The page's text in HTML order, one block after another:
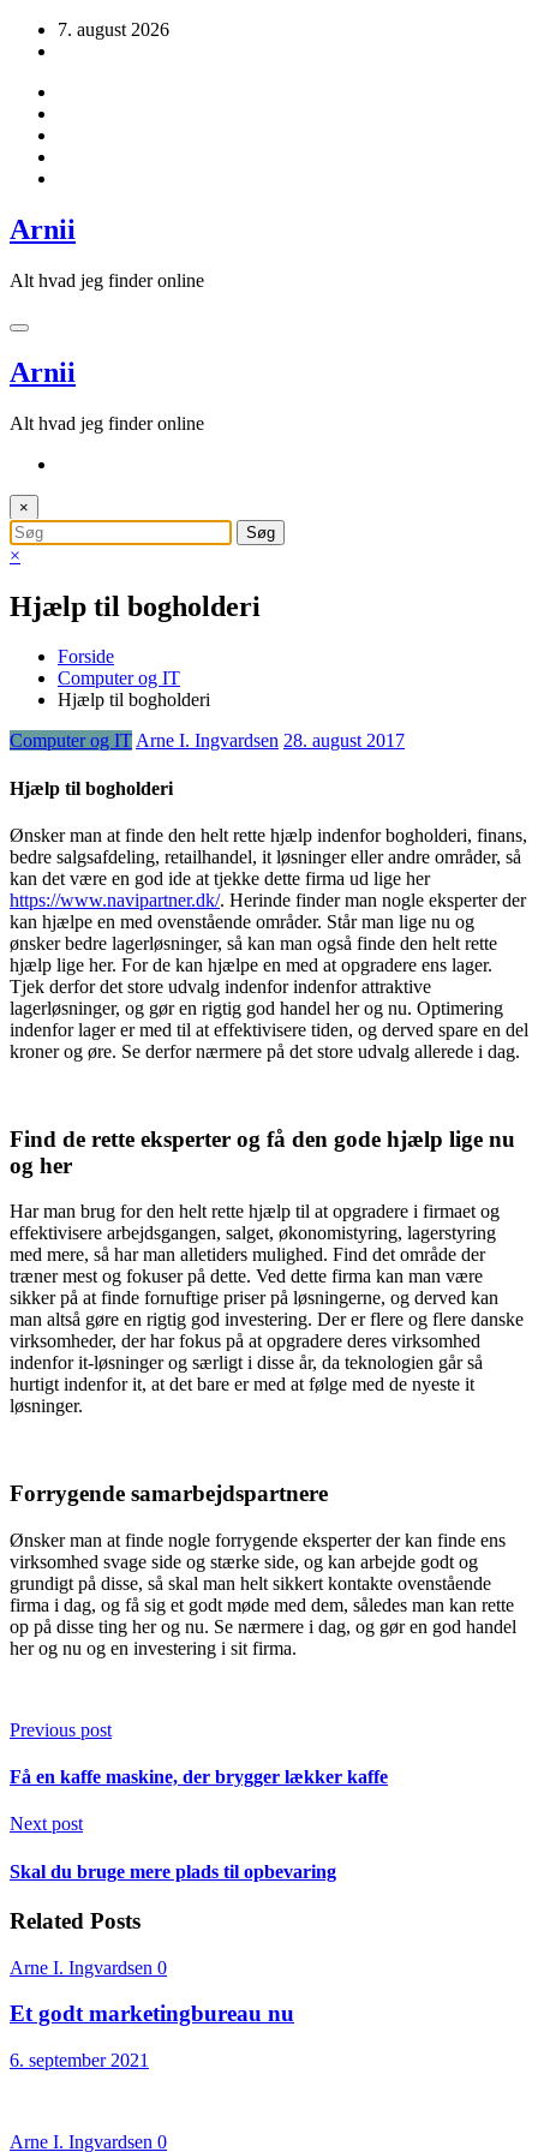
Videre 7. august 2026
Arnii
Alt hvad jeg finder online
Arnii
Alt hvad jeg finder online
×
×
Hjælp til bogholderi
Forside
Computer og IT
Hjælp til bogholderi
Computer og ITArne I. Ingvardsen 28. august 2017
Hjælp til bogholderi
Ønsker man at finde den helt rette hjælp indenfor bogholderi, finans,
bedre salgsafdeling, retailhandel, it løsninger eller andre områder, så
kan det være en god ide at tjekke dette firma ud lige her
https://www.navipartner.dk/. Herinde finder man nogle eksperter der
kan hjælpe en med ovenstående områder. Står man lige nu og
ønsker bedre lagerløsninger, så kan man også finde den helt rette
hjælp lige her. For de kan hjælpe en med at opgradere ens lager.
Tjek derfor det store udvalg indenfor indenfor attraktive
lagerløsninger, og gør en rigtig god handel her og nu. Optimering
indenfor lager er med til at effektivisere tiden, og derved spare en del
kroner og øre. Se derfor nærmere på det store udvalg allerede i dag.
Find de rette eksperter og få den gode hjælp lige nu
og her
Har man brug for den helt rette hjælp til at opgradere i firmaet og
effektivisere arbejdsgangen, salget, økonomistyring, lagerstyring
med mere, så har man alletiders mulighed. Find det område der
træner mest og fokuser på dette. Ved dette firma kan man være
sikker på at finde fornuftige priser på løsningerne, og derved kan
man altså gøre en rigtig god investering. Der er flere og flere danske
virksomheder, der har fokus på at opgradere deres virksomhed
indenfor it-løsninger og særligt i disse år, da teknologien går så
hurtigt indenfor it, at det bare er med at følge med de nyeste it
løsninger.
Forrygende samarbejdspartnere
Ønsker man at finde nogle forrygende eksperter der kan finde ens
virksomhed svage side og stærke side, og kan arbejde godt og
grundigt på disse, så skal man helt sikkert kontakte ovenstående
firma i dag, og få sig et godt møde med dem, således man kan rette
op på disse ting her og nu. Se nærmere i dag, og gør en god handel
her og nu og en investering i sit firma.
Previous post
Få en kaffe maskine, der brygger lækker kaffe
Next post
Skal du bruge mere plads til opbevaring
Related Posts
Arne I. Ingvardsen 0
Et godt marketingbureau nu
6. september 2021
Arne I. Ingvardsen 0